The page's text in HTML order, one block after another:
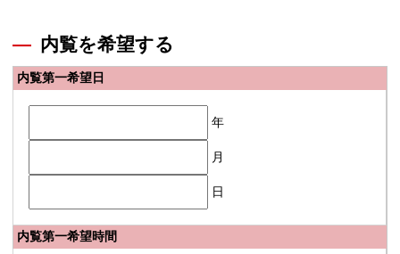
内覧を希望する
内覧第一希望日
年
月
日
内覧第一希望時間